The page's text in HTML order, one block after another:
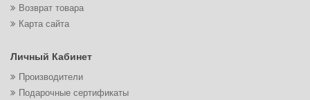
Возврат товара
Карта сайта
Личный Кабинет
Производители
Подарочные сертификаты